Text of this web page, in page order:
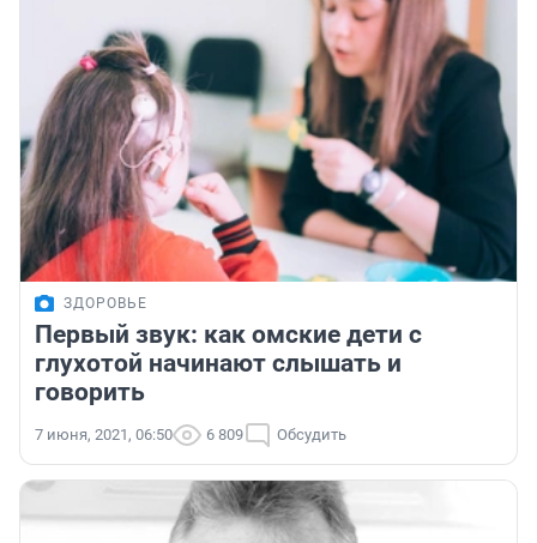
ЗДОРОВЬЕ
Первый звук: как омские дети с
глухотой начинают слышать и
говорить
7 июня, 2021, 06:50 6 809 Обсудить